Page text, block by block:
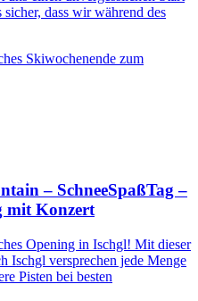
dass wir während des
Skiwochenende zum
– SchneeSpaßTag –
mit Konzert
Opening in Ischgl! Mit dieser
Ischgl versprechen jede Menge
Pisten bei besten